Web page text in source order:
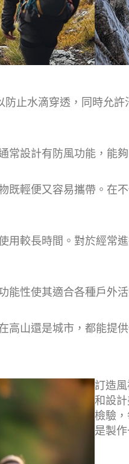
止水滴穿透，同時允
設計有防風功能，能
輕便又容易攜帶。在
較長時間。對於經常
性使其適合各種戶外
山還是城市，都能提
訂造
和設
檢驗
是製